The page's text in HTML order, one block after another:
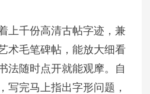
上千份高清古帖字迹，兼
术毛笔碑帖，能放大细看
法随时点开就能观摩。自
写完马上指出字形问题，